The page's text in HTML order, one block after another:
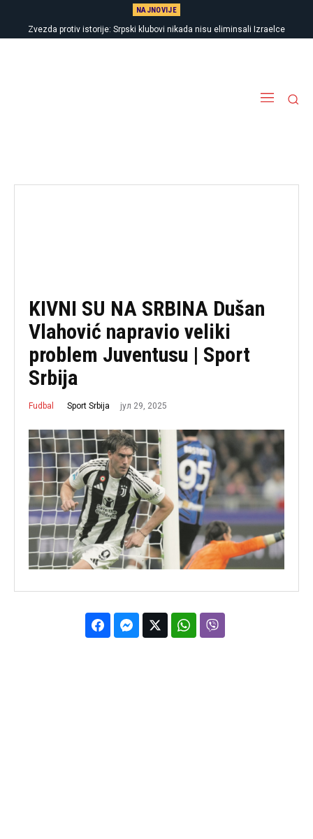
NAJNOVIJE
Zvezda protiv istorije: Srpski klubovi nikada nisu eliminsali Izraelce
KIVNI SU NA SRBINA Dušan
Vlahović napravio veliki
problem Juventusu | Sport
Srbija
Fudbal Sport Srbija јул 29, 2025